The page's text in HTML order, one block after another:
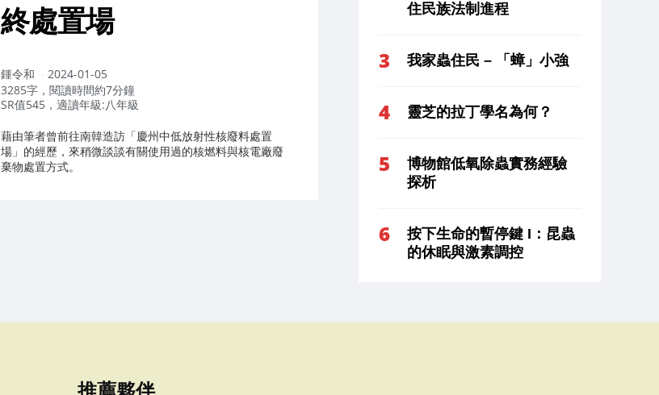
終處置場
作
者：
鍾令和
2024-01-05
3285字，閱讀時間約7分鐘
SR值545，適讀年級:八年級
藉由筆者曾前往南韓造訪「慶州中低放射性核廢料處置
場」的經歷，來稍微談談有關使用過的核燃料與核電廠廢
棄物處置方式。
住民族法制進程
我家蟲住民 – 「蟑」小強
靈芝的拉丁學名為何？
博物館低氧除蟲實務經驗
探析
按下生命的暫停鍵 I：昆蟲
的休眠與激素調控
推薦夥伴